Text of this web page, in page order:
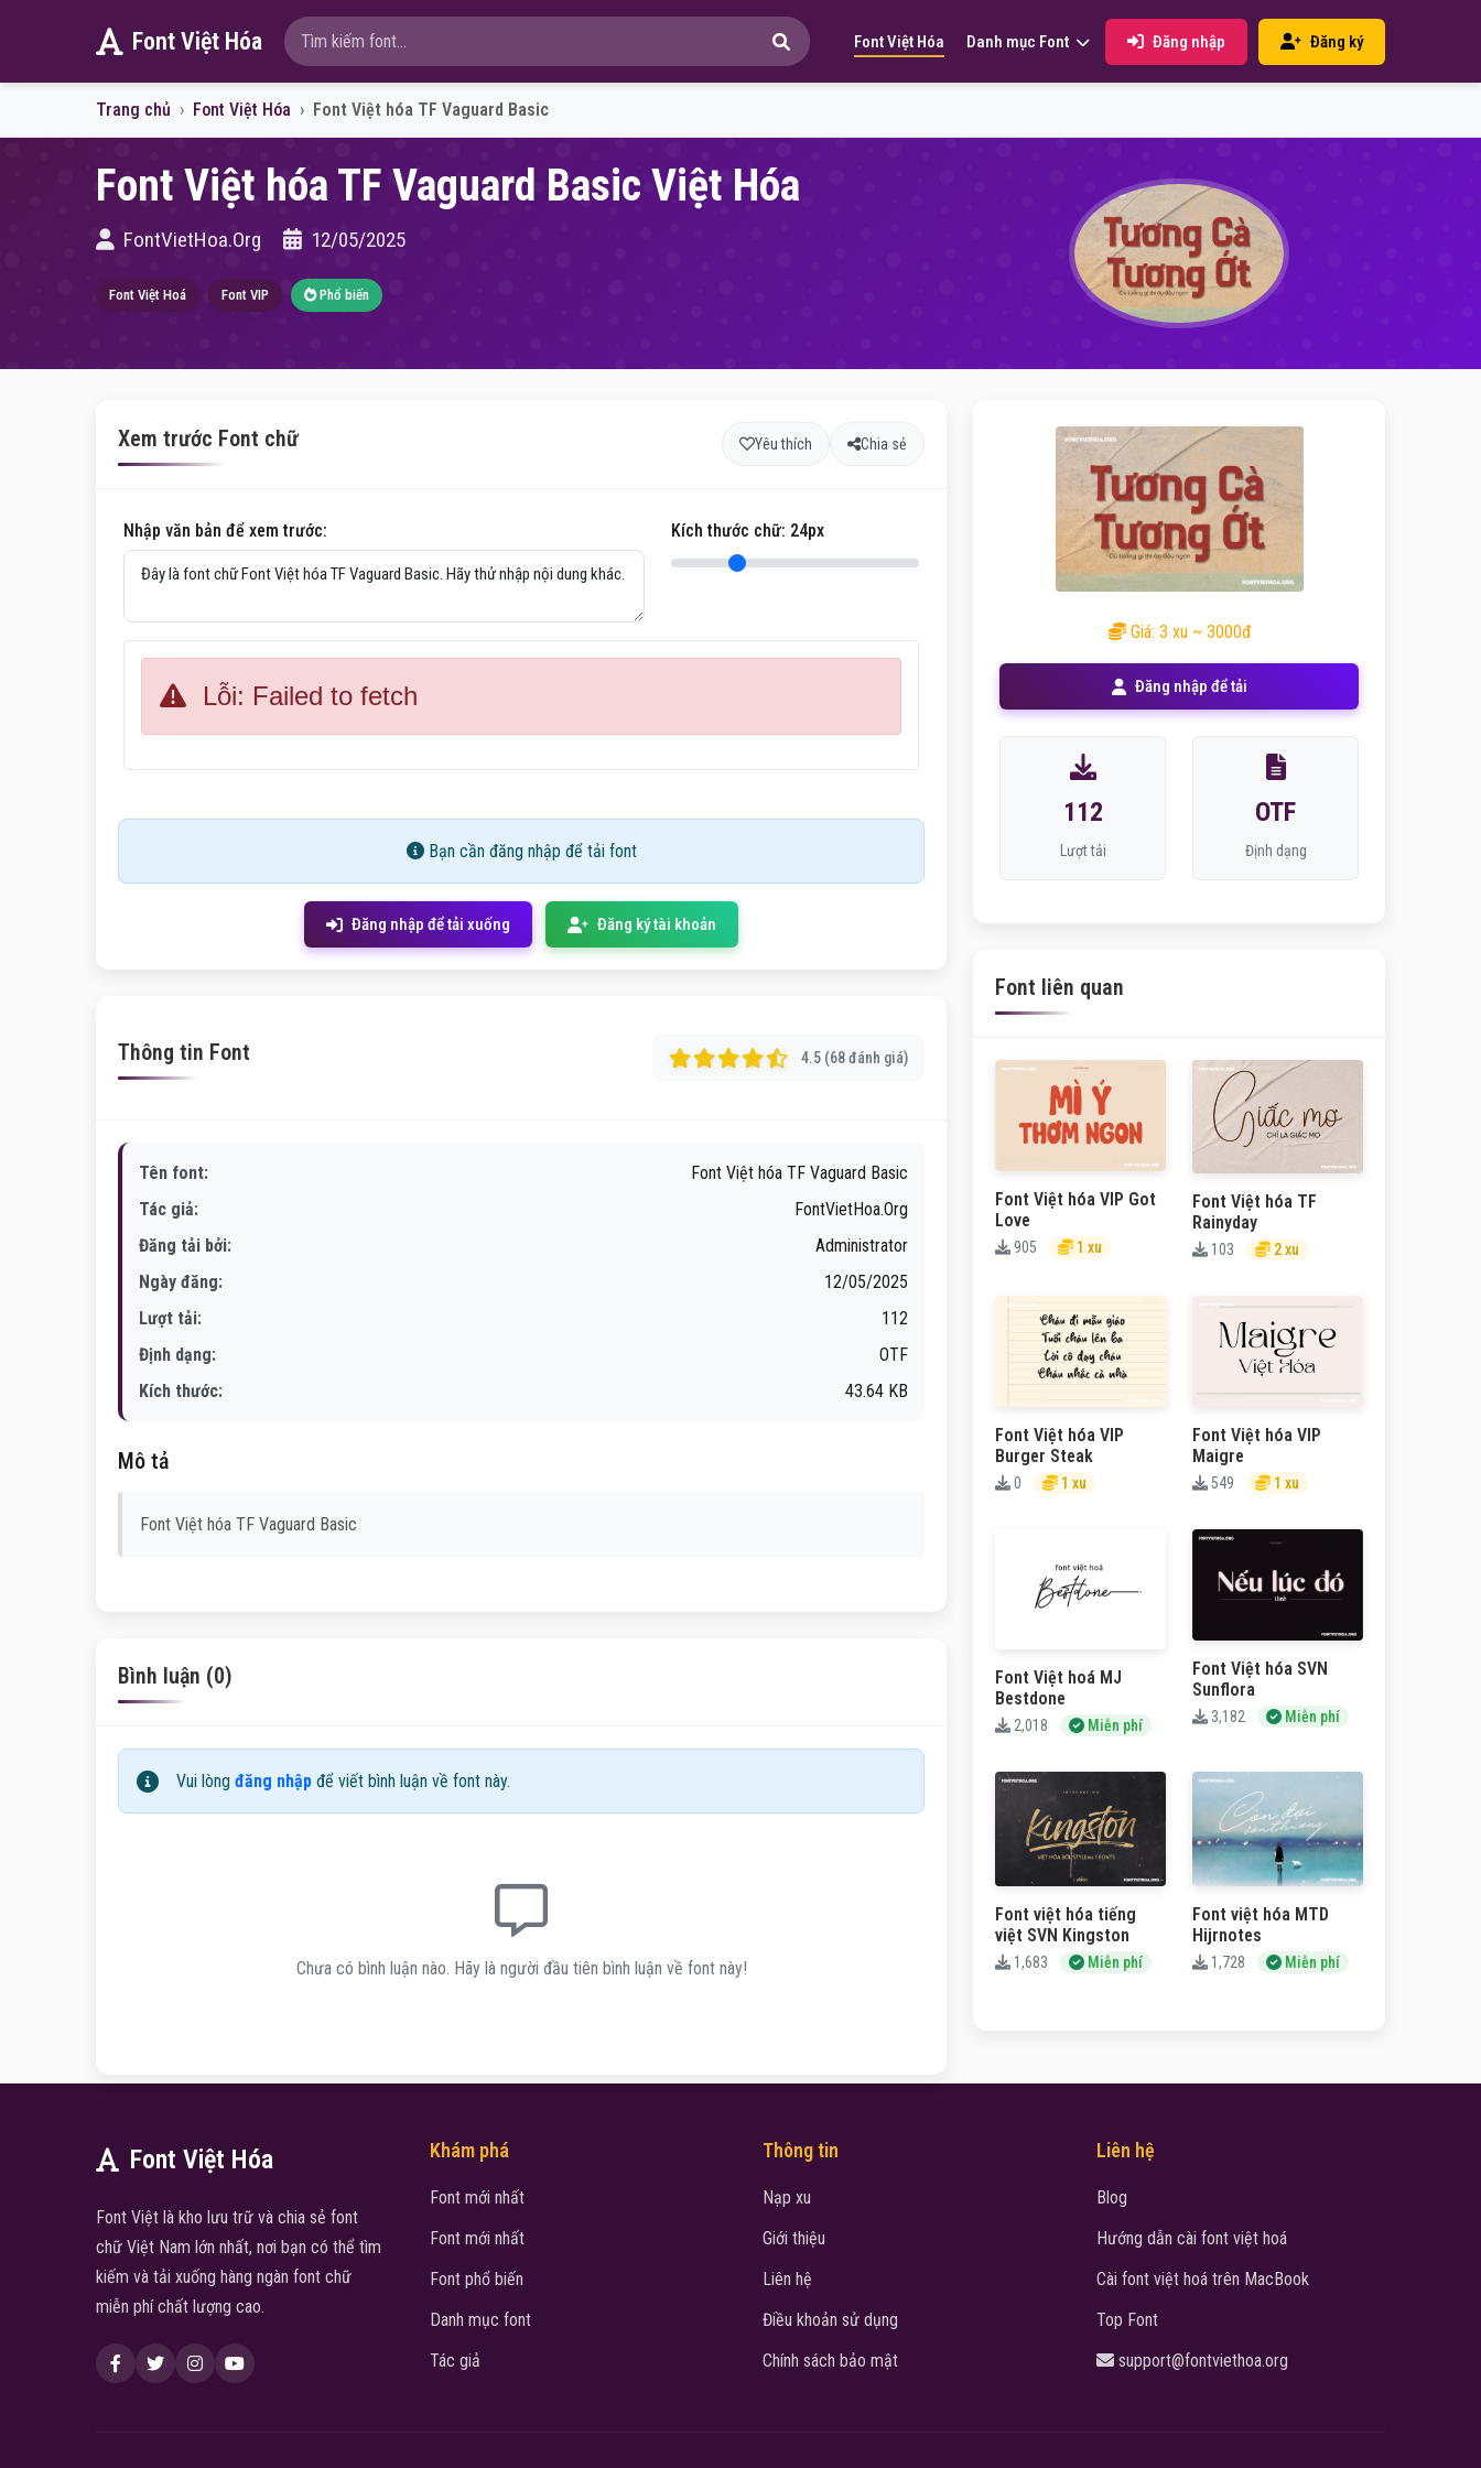
Font Việt Hóa Font Việt Hóa Danh mục Font Đăng nhập Đăng ký
Trang chủ Font Việt Hóa Font Việt hóa TF Vaguard Basic
Font Việt hóa TF Vaguard Basic Việt Hóa
FontVietHoa.Org 12/05/2025
Font Việt Hoá Font VIP Phổ biến
Xem trước Font chữ Yêu thích Chia sẻ
Nhập văn bản để xem trước: Kích thước chữ: 24px
Lỗi: Failed to fetch
Bạn cần đăng nhập để tải font
Đăng nhập để tải xuống Đăng ký tài khoản
Thông tin Font 4.5 (68 đánh giá)
Tên font:
Font Việt hóa TF Vaguard Basic
Tác giả:
FontVietHoa.Org
Đăng tải bởi:
Administrator
Ngày đăng:
12/05/2025
Lượt tải:
112
Định dạng:
OTF
Kích thước:
43.64 KB
Mô tả
Font Việt hóa TF Vaguard Basic
Bình luận (0)
Vui lòng đăng nhập để viết bình luận về font này.
Chưa có bình luận nào. Hãy là người đầu tiên bình luận về font này!
Giá: 3 xu ~ 3000đ
Đăng nhập để tải
112
Lượt tải
OTF
Định dạng
Font liên quan
Font Việt hóa VIP Got
Love
905 1 xu
Font Việt hóa TF
Rainyday
103 2 xu
Font Việt hóa VIP
Burger Steak
0 1 xu
Font Việt hóa VIP
Maigre
549 1 xu
Font Việt hoá MJ
Bestdone
2,018 Miễn phí
Font Việt hóa SVN
Sunflora
3,182 Miễn phí
Font việt hóa tiếng
việt SVN Kingston
1,683 Miễn phí
Font việt hóa MTD
Hijrnotes
1,728 Miễn phí
Font Việt Hóa
Font Việt là kho lưu trữ và chia sẻ font
chữ Việt Nam lớn nhất, nơi bạn có thể tìm
kiếm và tải xuống hàng ngàn font chữ
miễn phí chất lượng cao.
Khám phá
Font mới nhất
Font mới nhất
Font phổ biến
Danh mục font
Tác giả
Thông tin
Nạp xu
Giới thiệu
Liên hệ
Điều khoản sử dụng
Chính sách bảo mật
Liên hệ
Blog
Hướng dẫn cài font việt hoá
Cài font việt hoá trên MacBook
Top Font
support@fontviethoa.org